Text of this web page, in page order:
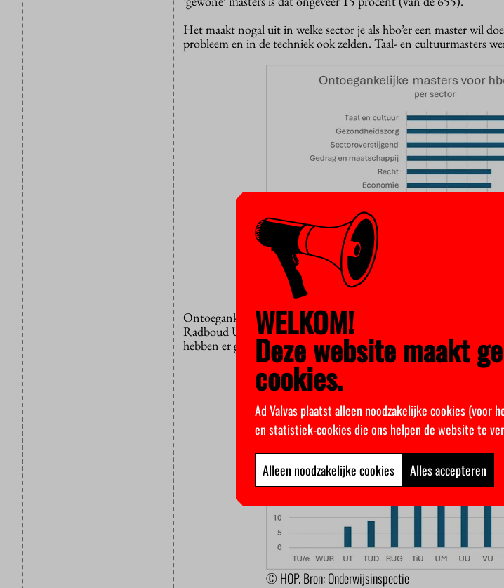
Het maakt nogal uit in welke sector je als hbo’er een master wil
probleem en in de techniek ook zelden. Taal- en cultuurmasters
© HOP. Bron: Onderwijsinspectie
Ontoegankelijke masters zijn er vooral aan de Universiteit van
Radboud Universiteit en Erasmus Universiteit hebben er relatief
hebben er geen.
© HOP. Bron: Onderwijsinspectie
WELKOM!
Deze website maakt
cookies.
Ad Valvas plaatst alleen noodzakelijke cookies (voor
en statistiek-cookies die ons helpen de website te
Alleen noodzakelijke cookies Alles accepteren